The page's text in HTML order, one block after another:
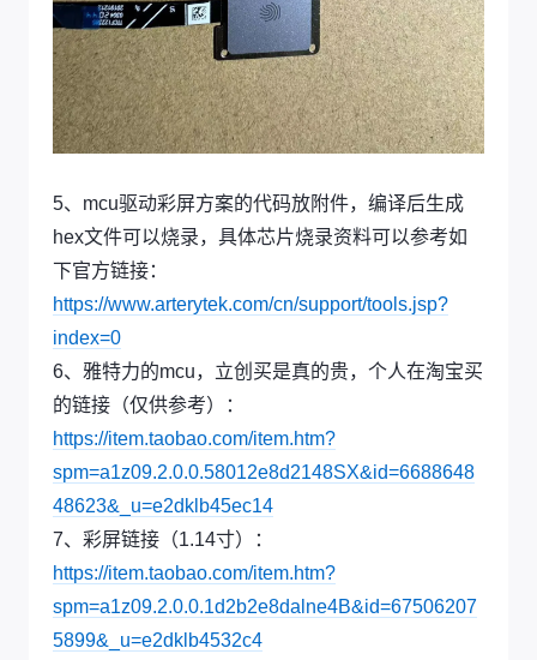
5、mcu驱动彩屏方案的代码放附件，编译后生成
hex文件可以烧录，具体芯片烧录资料可以参考如
下官方链接：
https://www.arterytek.com/cn/support/tools.jsp?
index=0
6、雅特力的mcu，立创买是真的贵，个人在淘宝买
的链接（仅供参考）：
https://item.taobao.com/item.htm?
spm=a1z09.2.0.0.58012e8d2148SX&id=6688648
48623&_u=e2dklb45ec14
7、彩屏链接（1.14寸）：
https://item.taobao.com/item.htm?
spm=a1z09.2.0.0.1d2b2e8dalne4B&id=67506207
5899&_u=e2dklb4532c4